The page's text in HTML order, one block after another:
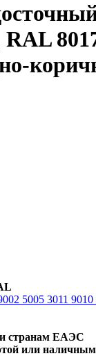
5005 3011 9010
и странам ЕАЭС
или